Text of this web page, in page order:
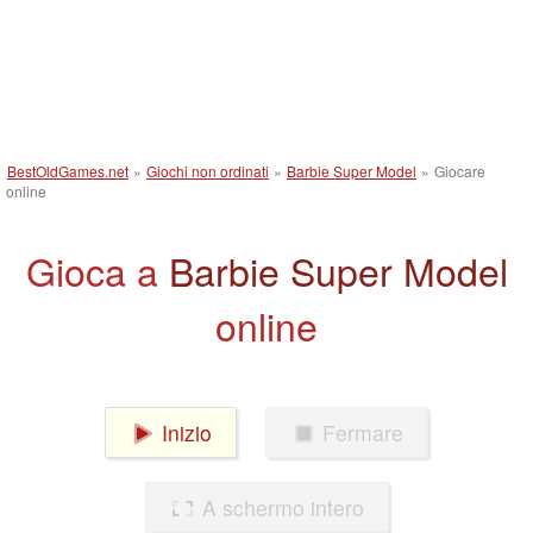
BestOldGames.net » Giochi non ordinati » Barbie Super Model » Giocare
online
Gioca a Barbie Super Model
online
Inizio Fermare
A schermo intero